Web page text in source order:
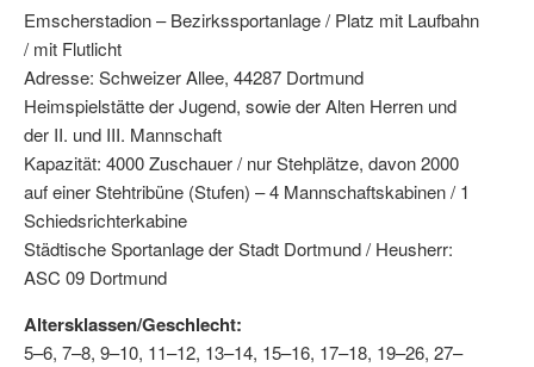
Emscherstadion – Bezirkssportanlage / Platz mit Laufbahn
/ mit Flutlicht
Adresse: Schweizer Allee, 44287 Dortmund
Heimspielstätte der Jugend, sowie der Alten Herren und
der II. und III. Mannschaft
Kapazität: 4000 Zuschauer / nur Stehplätze, davon 2000
auf einer Stehtribüne (Stufen) – 4 Mannschaftskabinen / 1
Schiedsrichterkabine
Städtische Sportanlage der Stadt Dortmund / Heusherr:
ASC 09 Dortmund
Altersklassen/Geschlecht:
5–6, 7–8, 9–10, 11–12, 13–14, 15–16, 17–18, 19–26, 27–